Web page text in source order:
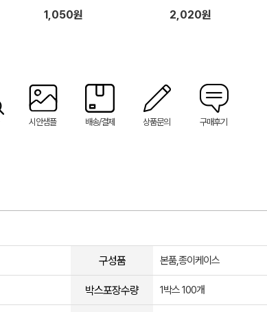
1,050원 2,020원
시안샘플 배송/결제 상품문의 구매후기
구성품 본품,종이케이스
박스포장수량 1박스 100개